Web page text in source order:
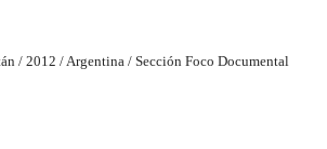
/ 2012 / Argentina / Sección Foco Documental